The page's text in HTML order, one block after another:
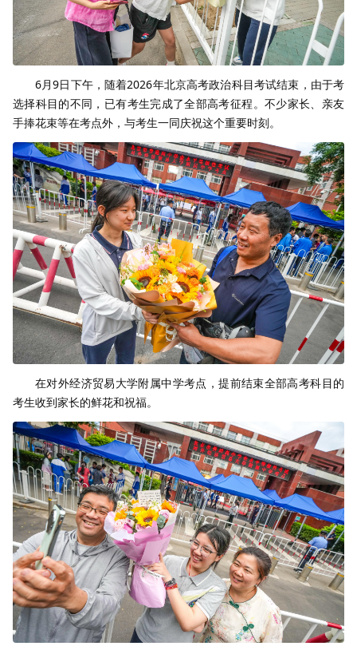
6月9日下午，随着2026年北京高考政治科目考试结束，由于考
选择科目的不同，已有考生完成了全部高考征程。不少家长、亲友
手捧花束等在考点外，与考生一同庆祝这个重要时刻。
在对外经济贸易大学附属中学考点，提前结束全部高考科目的
考生收到家长的鲜花和祝福。